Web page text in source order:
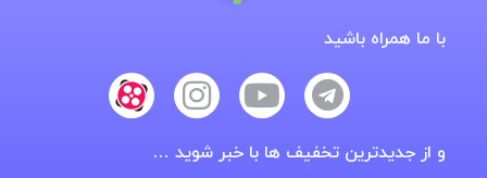
با ما همراه باشید
و از جدیدترین تخفیف ها با خبر شوید …